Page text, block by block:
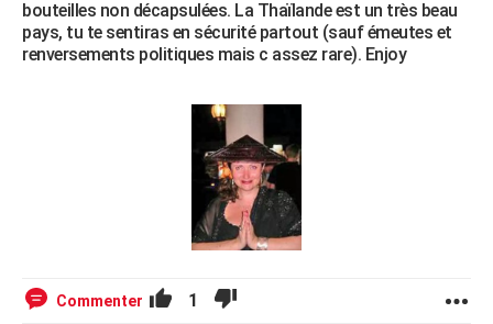
bouteilles non décapsulées. La Thaïlande est un très beau
pays, tu te sentiras en sécurité partout (sauf émeutes et
renversements politiques mais c assez rare). Enjoy
Commenter 1